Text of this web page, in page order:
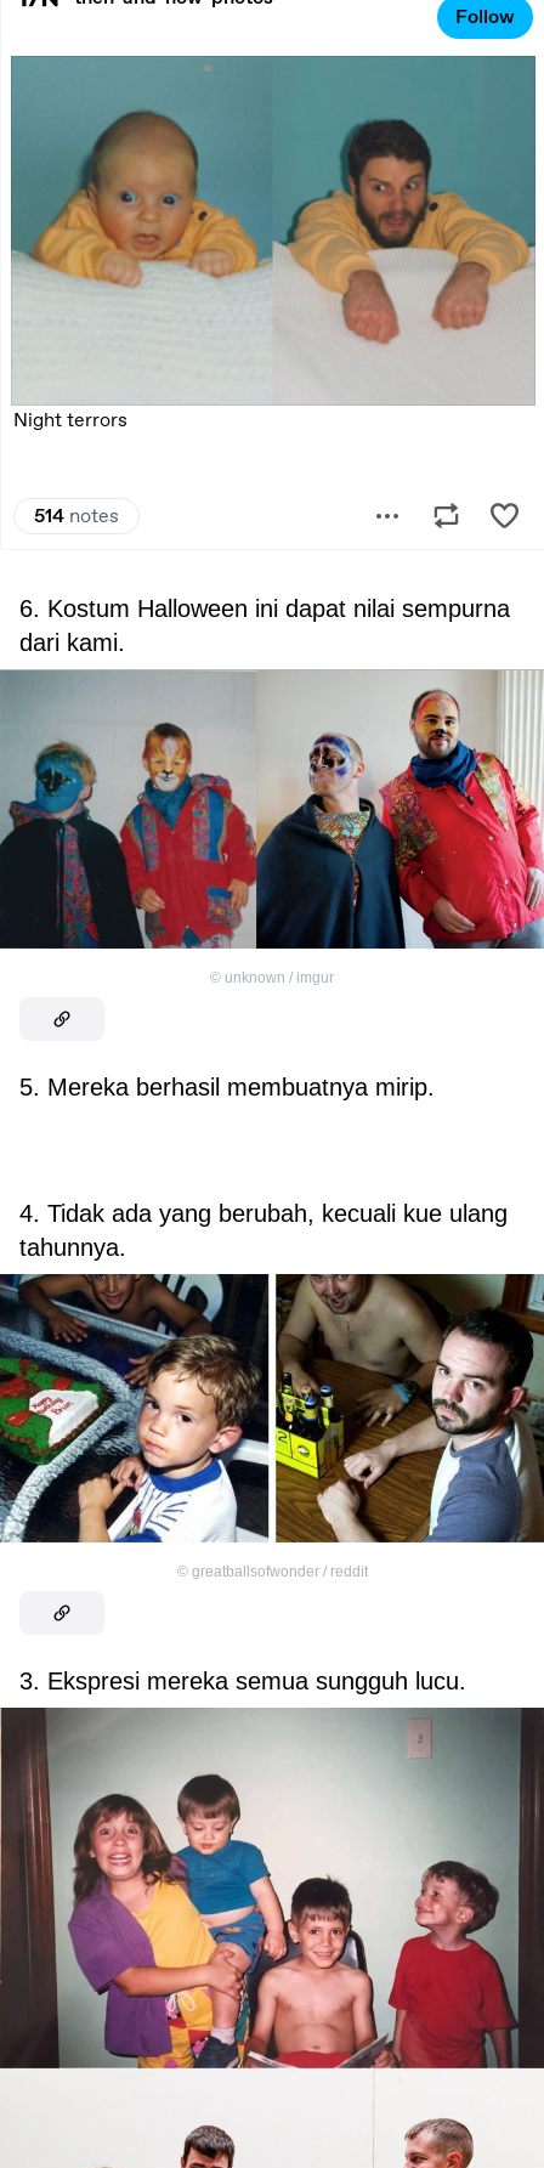
6. Kostum Halloween ini dapat nilai sempurna
dari kami.
© unknown / imgur
5. Mereka berhasil membuatnya mirip.
4. Tidak ada yang berubah, kecuali kue ulang
tahunnya.
© greatballsofwonder / reddit
3. Ekspresi mereka semua sungguh lucu.